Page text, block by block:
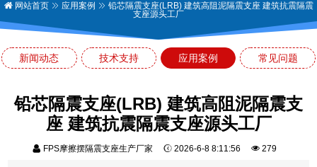
网站首页 应用案例
铅芯隔震支座(LRB) 建筑高阻泥隔震支座 建筑抗震隔震
支座源头工厂
新闻动态 技术支持 应用案例 常见问题
铅芯隔震支座(LRB) 建筑高阻泥隔震支
座 建筑抗震隔震支座源头工厂
FPS摩擦摆隔震支座生产厂家 2026-6-8 8:11:56 279